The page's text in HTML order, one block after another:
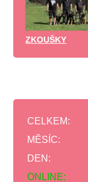
ZKOUŠKY
ONLINE:
CELKEM:
MĚSÍC:
DEN: